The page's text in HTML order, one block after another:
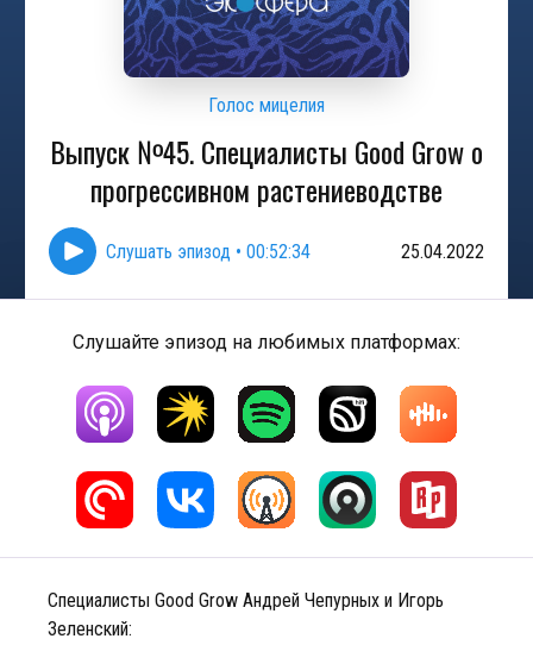
Голос мицелия
Выпуск №45. Специалисты Good Grow о
прогрессивном растениеводстве
Слушать эпизод • 00:52:34 25.04.2022
Слушайте эпизод на любимых платформах:
Специалисты Good Grow Андрей Чепурных и Игорь
Зеленский: